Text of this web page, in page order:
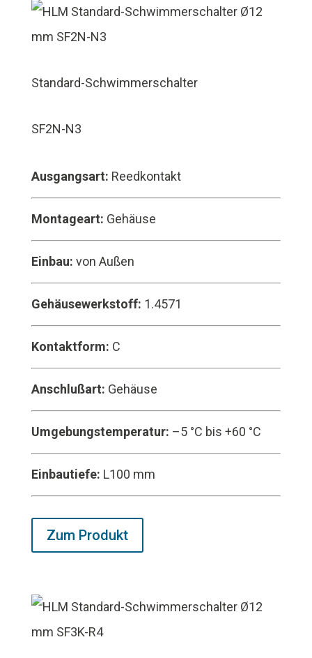
Standard-Schwimmerschalter
SF2N-N3
Ausgangsart: Reedkontakt
Montageart: Gehäuse
Einbau: von Außen
Gehäusewerkstoff: 1.4571
Kontaktform: C
Anschlußart: Gehäuse
Umgebungstemperatur: –5 °C bis +60 °C
Einbautiefe: L100 mm
Zum Produkt